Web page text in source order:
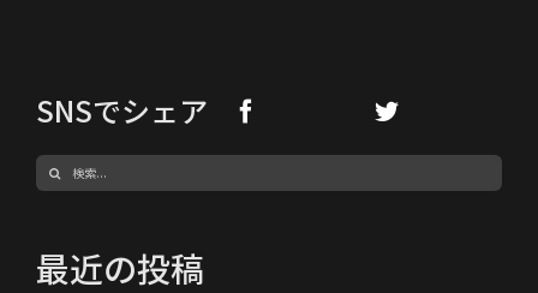
SNSでシェア
検
最近の投稿